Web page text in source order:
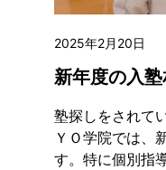
2025年2月20日
新年度の入
塾探しをされて
ＹＯ学院では、
す。特に個別指